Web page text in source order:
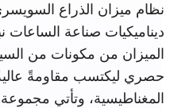
نظام ميزان الذراع
ديناميكيات صناعة الساعات
الميزان من مكونات من
حصري ليكتسب مقاومةً
المغناطيسية، وتأتي مجموعة